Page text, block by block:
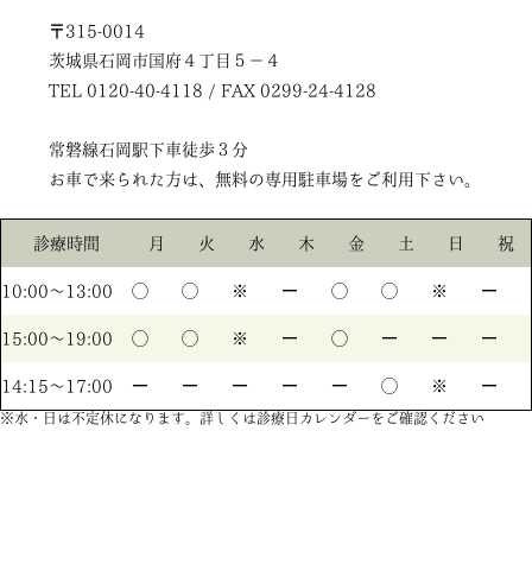
〒315-0014
茨城県石岡市国府４丁目５－４
TEL 0120-40-4118 / FAX 0299-24-4128
常磐線石岡駅下車徒歩３分
お車で来られた方は、無料の専用駐車場をご利用下さい。
診療時間 月 火 水 木 金 土 日 祝
10:00〜13:00 ◯ ◯ ※ ー ◯ ◯ ※ ー
15:00〜19:00 ◯ ◯ ※ ー ◯ ー ー ー
14:15〜17:00 ー ー ー ー ー ◯ ※ ー
※水・日は不定休になります。詳しくは診療日カレンダーをご確認ください